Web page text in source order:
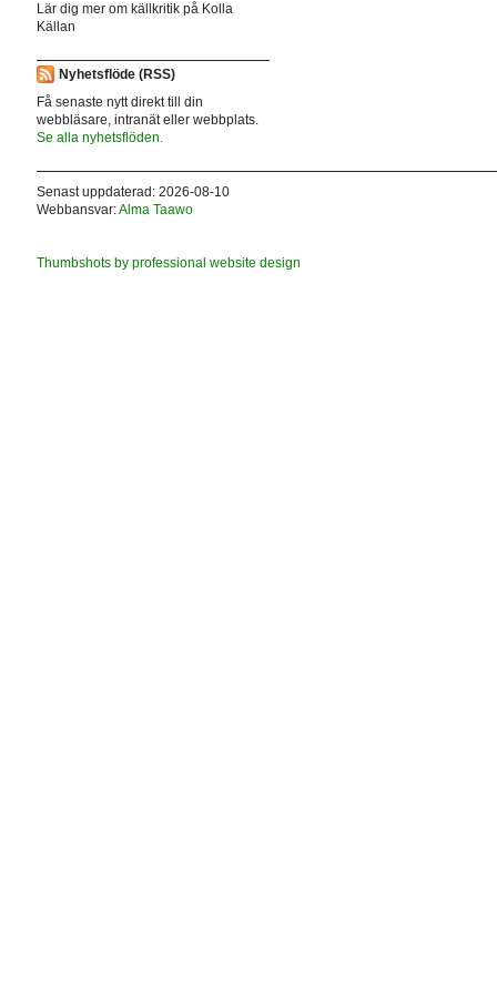
Lär dig mer om källkritik på Kolla
Källan
Nyhetsflöde (RSS)
Få senaste nytt direkt till din
webbläsare, intranät eller webbplats.
Se alla nyhetsflöden.
Senast uppdaterad: 2026-08-10
Webbansvar:Alma Taawo
Thumbshots by professional website design